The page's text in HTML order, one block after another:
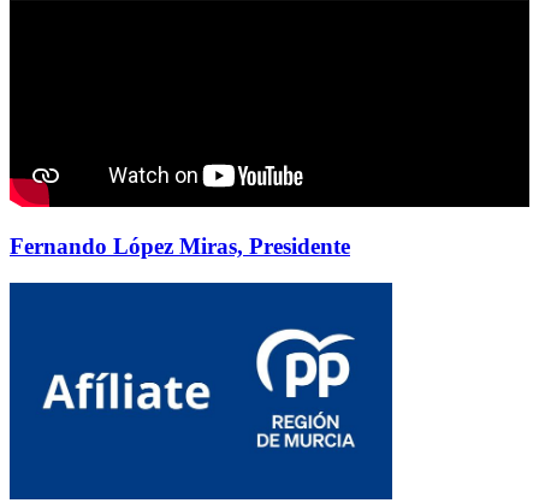
Fernando López Miras, Presidente